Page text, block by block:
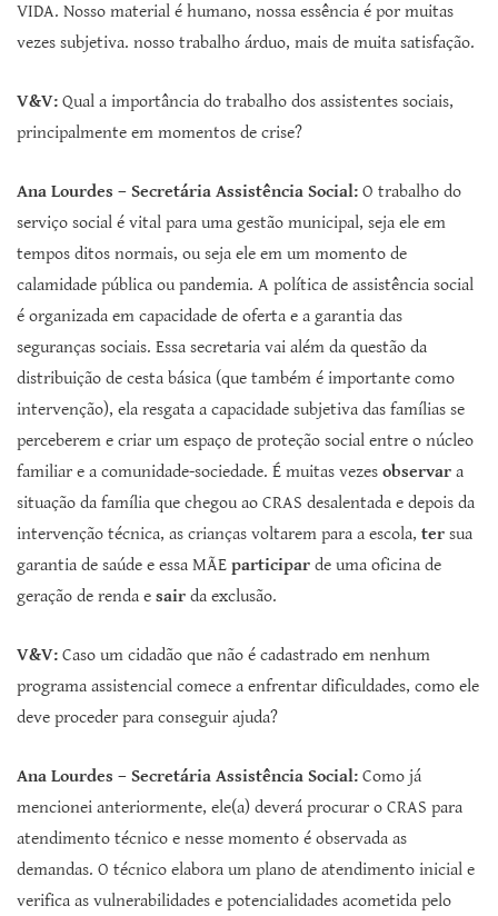
VIDA. Nosso material é humano, nossa essência é por muitas
vezes subjetiva. nosso trabalho árduo, mais de muita satisfação.
V&V: Qual a importância do trabalho dos assistentes sociais,
principalmente em momentos de crise?
Ana Lourdes – Secretária Assistência Social: O trabalho do
serviço social é vital para uma gestão municipal, seja ele em
tempos ditos normais, ou seja ele em um momento de
calamidade pública ou pandemia. A política de assistência social
é organizada em capacidade de oferta e a garantia das
seguranças sociais. Essa secretaria vai além da questão da
distribuição de cesta básica (que também é importante como
intervenção), ela resgata a capacidade subjetiva das famílias se
perceberem e criar um espaço de proteção social entre o núcleo
familiar e a comunidade-sociedade. É muitas vezes observar a
situação da família que chegou ao CRAS desalentada e depois da
intervenção técnica, as crianças voltarem para a escola, ter sua
garantia de saúde e essa MÃE participar de uma oficina de
geração de renda e sair da exclusão.
V&V: Caso um cidadão que não é cadastrado em nenhum
programa assistencial comece a enfrentar dificuldades, como ele
deve proceder para conseguir ajuda?
Ana Lourdes – Secretária Assistência Social: Como já
mencionei anteriormente, ele(a) deverá procurar o CRAS para
atendimento técnico e nesse momento é observada as
demandas. O técnico elabora um plano de atendimento inicial e
verifica as vulnerabilidades e potencialidades acometida pelo